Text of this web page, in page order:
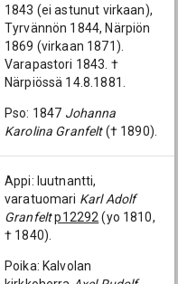
1843 (ei astunut virkaan),
Tyrvännön 1844, Närpiön
1869 (virkaan 1871).
Varapastori 1843. †
Närpiössä 14.8.1881.
Pso: 1847 Johanna
Karolina Granfelt(† 1890).
Appi: luutnantti,
varatuomari Karl Adolf
Granfeltp12292 (yo 1810,
† 1840).
Poika: Kalvolan